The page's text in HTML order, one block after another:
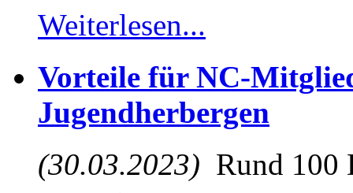
Weiterlesen...
Vorteile für NC-
Jugendherbergen
(30.03.2023) Rund 100